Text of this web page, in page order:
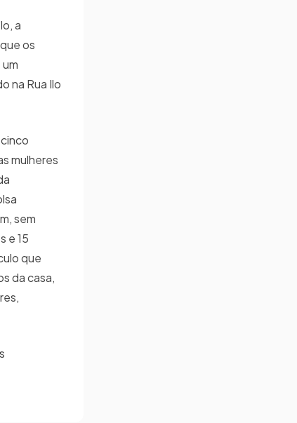
a
os
na Rua Ilo
mulheres
sem
e 15
que
da casa,